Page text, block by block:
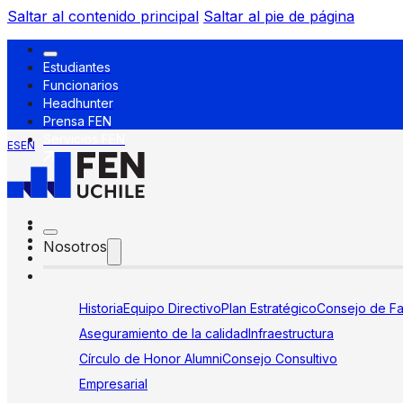
Saltar al contenido principal Saltar al pie de página
Estudiantes
Funcionarios
Headhunter
Prensa FEN
ESEN
Nosotros
HistoriaEquipo DirectivoPlan EstratégicoConsejo de
Aseguramiento de la calidadInfraestructura
Círculo de Honor AlumniConsejo Consultivo
Empresarial